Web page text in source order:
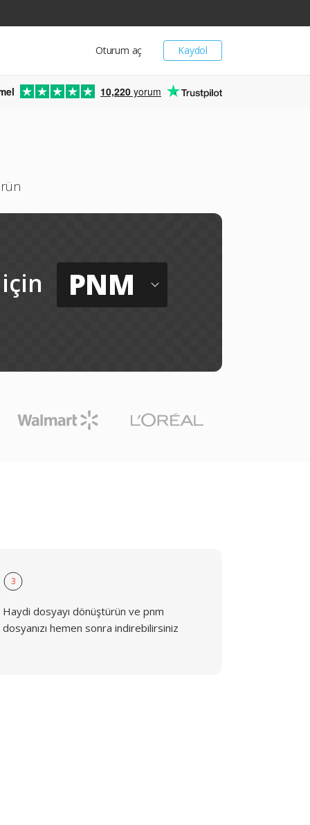
Kaydol
Oturum aç
10,220 yorum
için PNM
3
Haydi dosyayı dönüştürün ve pnm
dosyanızı hemen sonra indirebilirsiniz